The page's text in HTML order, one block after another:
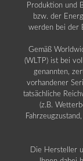
Produktion und
bzw. der
werden bei der
Gemäß
(WLTP) ist bei
genannten,
vorhandener
tatsächliche
(z.B.
Die Hersteller